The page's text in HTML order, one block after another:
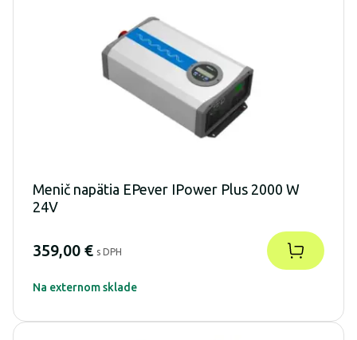
Menič napätia EPever IPower Plus 2000 W
24V
359,00 € s DPH
Na externom sklade